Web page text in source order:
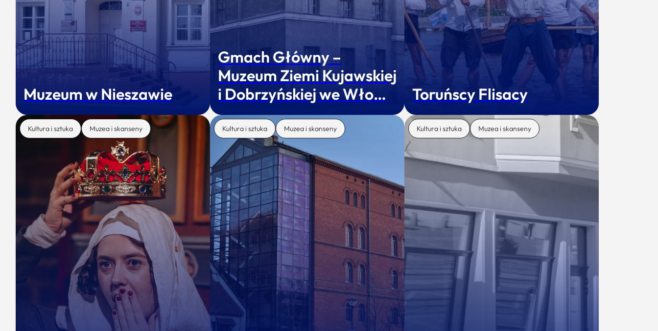
Muzeum w Nieszawie
Gmach Główny –
Muzeum Ziemi Kujawskiej
i Dobrzyńskiej we Wło…
Toruńscy Flisacy
Kultura i sztuka Muzea i skanseny Kultura i sztuka Muzea i skanseny Kultura i sztuka Muzea i skanseny